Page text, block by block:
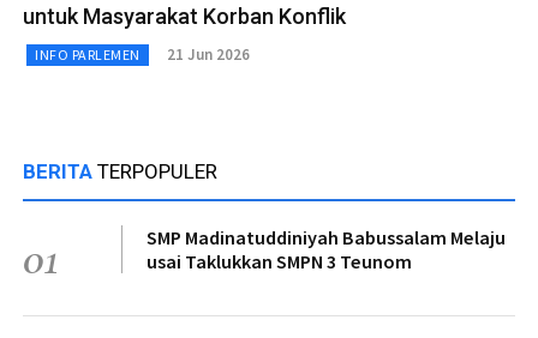
untuk Masyarakat Korban Konflik
INFO PARLEMEN 21 Jun 2026
BERITA TERPOPULER
01
SMP Madinatuddiniyah Babussalam Melaju
usai Taklukkan SMPN 3 Teunom